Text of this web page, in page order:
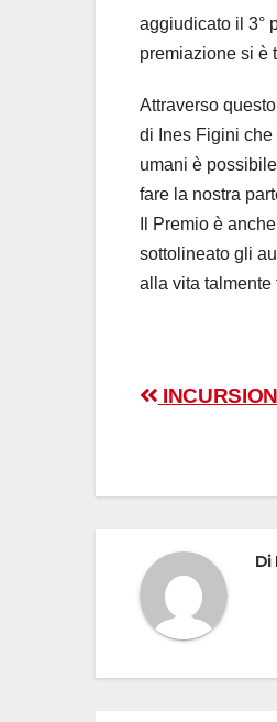
aggiudicato il 3°
premiazione si è
Attraverso
di Ines Figini che
umani è
fare la nostra
Il Premio è
sottolineato gli
alla vita talmente
Di